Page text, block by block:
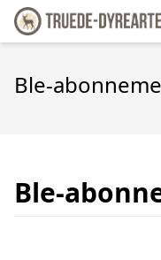
Ble-
Ble-